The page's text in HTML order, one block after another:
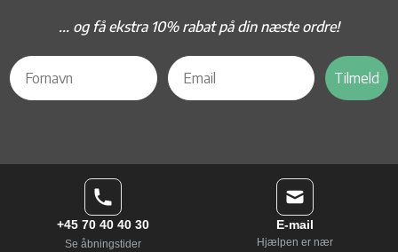
... og få ekstra 10% rabat på din næste ordre!
Tilmeld
+45 70 40 40 30
Se åbningstider
E-mail
Hjælpen er nær